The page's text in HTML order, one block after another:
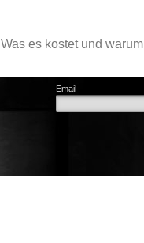
Was es kostet und warum
Email